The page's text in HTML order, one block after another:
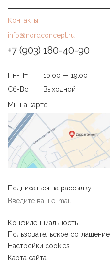
Контакты
info@nordconcept.ru
+7 (903) 180-40-90
Пн-Пт
10:00 — 19.00
Сб-Вс
Выходной
Мы на карте
Подписаться на рассылку
Конфиденциальность
Пользовательское соглашение
Настройки cookies
Карта сайта